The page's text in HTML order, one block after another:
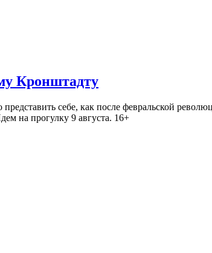
Кронштадту
себе, как после февральской
на прогулку 9 августа. 16+